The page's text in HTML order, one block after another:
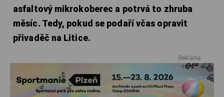
asfaltový mikrokoberec a potrvá to zhruba
měsíc. Tedy, pokud se podaří včas opravit
přivaděč na Litice.
Reklama